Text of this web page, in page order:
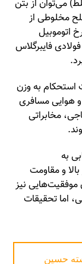
می‌توان از بتن
مخلوطی از
اتوموبیل
فایبرگلاس
استحکام به وزن
و هوایی مسافری
مخابراتی
به
و مقاومت
موفقیت‌هایی نیز
اما تحقیقات
حسین